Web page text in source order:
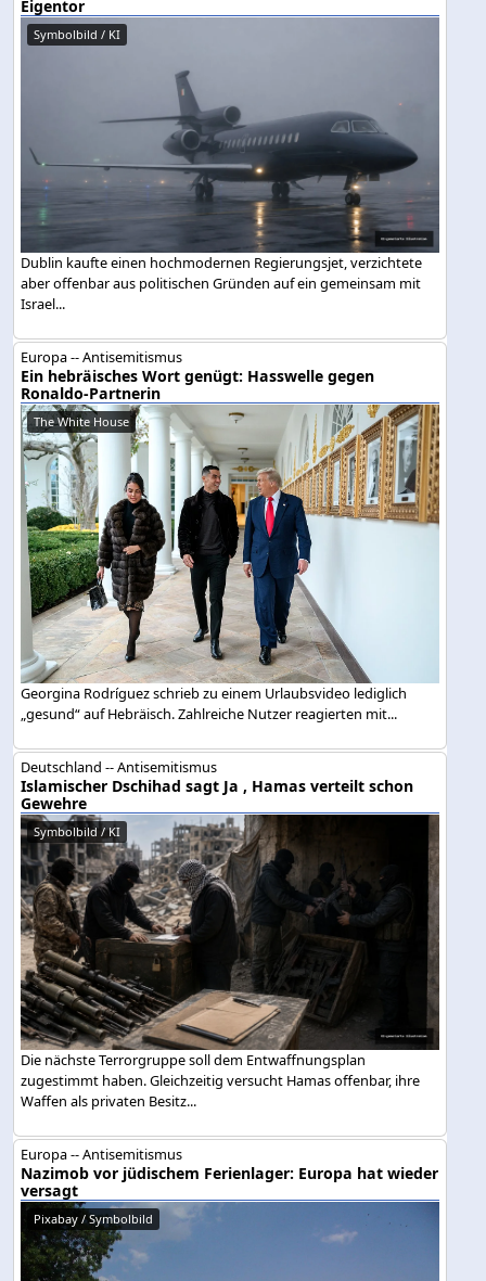
Eigentor
Symbolbild / KI
Dublin kaufte einen hochmodernen Regierungsjet, verzichtete
aber offenbar aus politischen Gründen auf ein gemeinsam mit
Israel...
Europa -- Antisemitismus
Ein hebräisches Wort genügt: Hasswelle gegen
Ronaldo-Partnerin
The White House
Georgina Rodríguez schrieb zu einem Urlaubsvideo lediglich
„gesund“ auf Hebräisch. Zahlreiche Nutzer reagierten mit...
Deutschland -- Antisemitismus
Islamischer Dschihad sagt Ja , Hamas verteilt schon
Gewehre
Symbolbild / KI
Die nächste Terrorgruppe soll dem Entwaffnungsplan
zugestimmt haben. Gleichzeitig versucht Hamas offenbar, ihre
Waffen als privaten Besitz...
Europa -- Antisemitismus
Nazimob vor jüdischem Ferienlager: Europa hat wieder
versagt
Pixabay / Symbolbild